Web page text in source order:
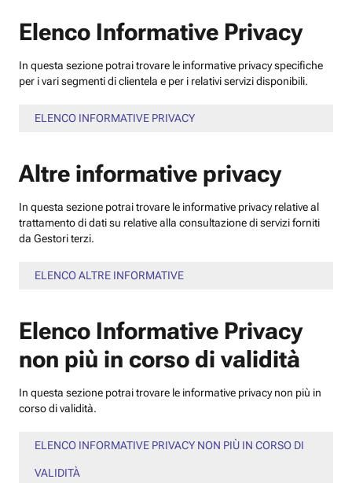
Elenco Informative Privacy
In questa sezione potrai trovare le informative privacy specifiche
per i vari segmenti di clientela e per i relativi servizi disponibili.
ELENCO INFORMATIVE PRIVACY
Altre informative privacy
In questa sezione potrai trovare le informative privacy relative al
trattamento di dati su relative alla consultazione di servizi forniti
da Gestori terzi.
ELENCO ALTRE INFORMATIVE
Elenco Informative Privacy
non più in corso di validità
In questa sezione potrai trovare le informative privacy non più in
corso di validità.
ELENCO INFORMATIVE PRIVACY NON PIÙ IN CORSO DI
VALIDITÀ